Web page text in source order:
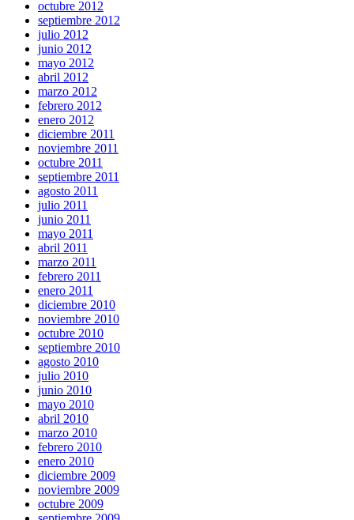
octubre 2012
septiembre 2012
julio 2012
junio 2012
mayo 2012
abril 2012
marzo 2012
febrero 2012
enero 2012
diciembre 2011
noviembre 2011
octubre 2011
septiembre 2011
agosto 2011
julio 2011
junio 2011
mayo 2011
abril 2011
marzo 2011
febrero 2011
enero 2011
diciembre 2010
noviembre 2010
octubre 2010
septiembre 2010
agosto 2010
julio 2010
junio 2010
mayo 2010
abril 2010
marzo 2010
febrero 2010
enero 2010
diciembre 2009
noviembre 2009
octubre 2009